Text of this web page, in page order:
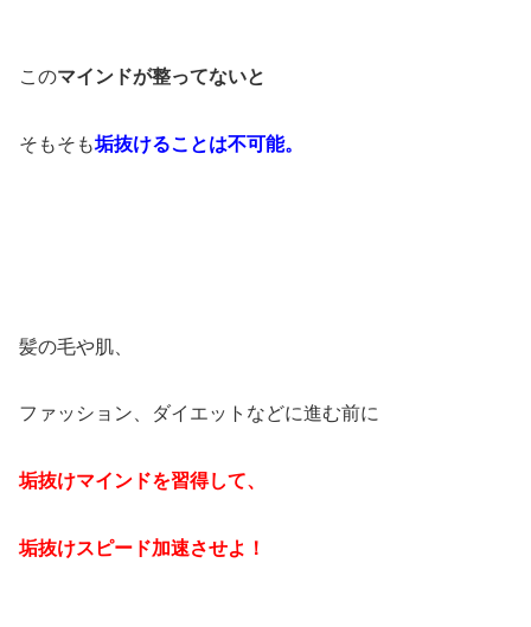
このマインドが整ってないと
そもそも垢抜けることは不可能。
髪の毛や肌、
ファッション、ダイエットなどに進む前に
垢抜けマインドを習得して、
垢抜けスピード加速させよ！